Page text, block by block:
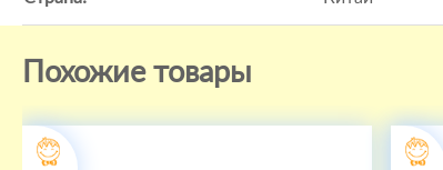
Похожие товары